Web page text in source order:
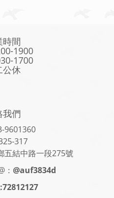
時間
1900
1700
公休
我們
9601360
317
五結中路一段275號
： @auf3834d